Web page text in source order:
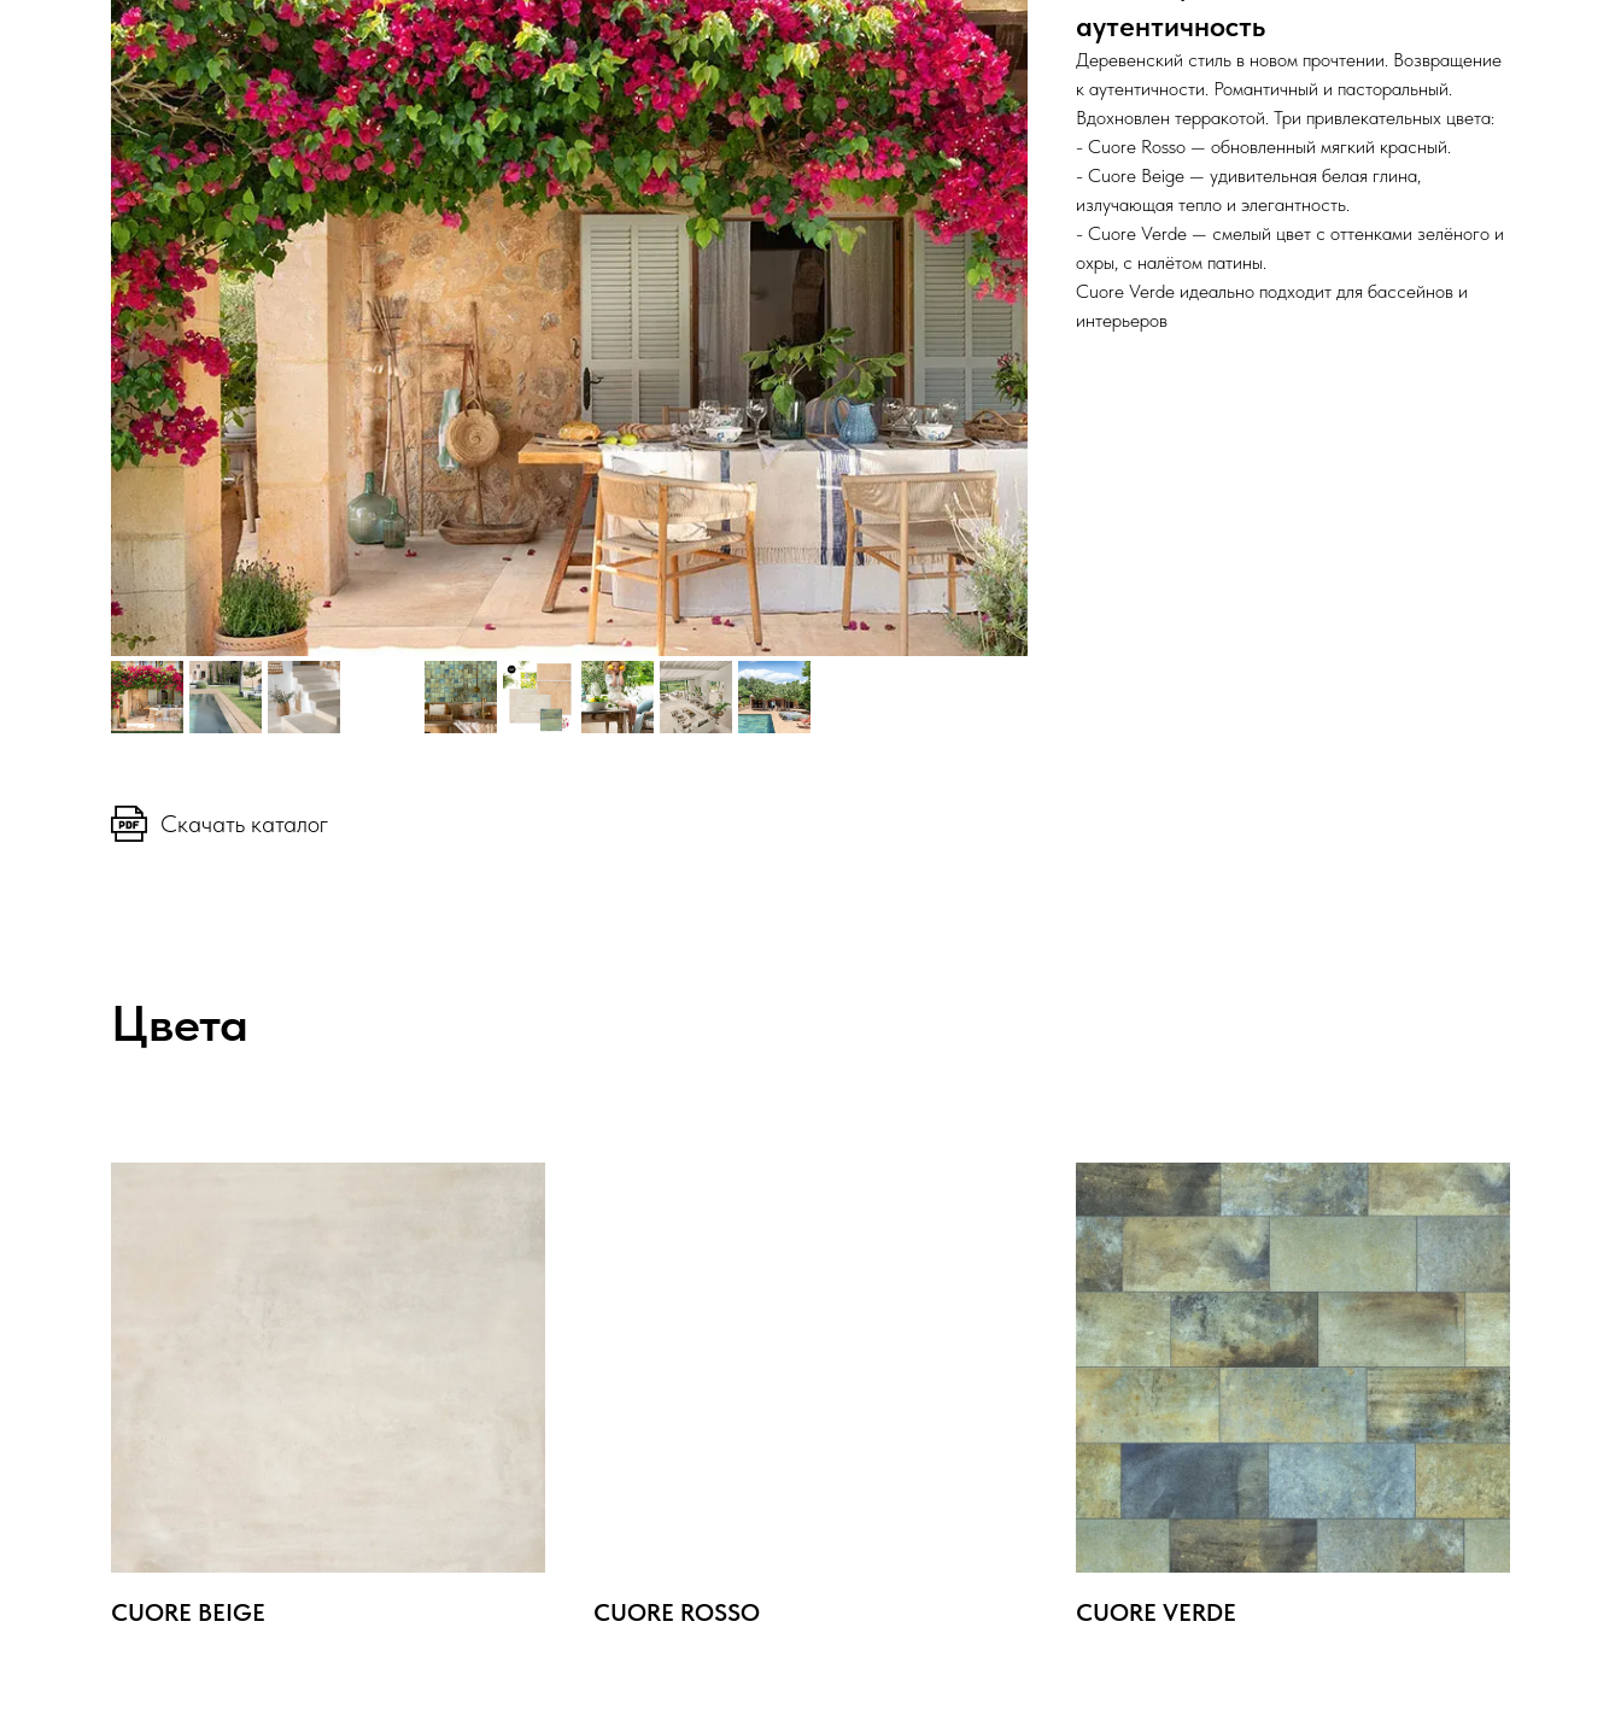
аутентичность
Деревенский стиль в новом прочтении. Возвращение
к аутентичности. Романтичный и пасторальный.
Вдохновлен терракотой. Три привлекательных цвета:
- Cuore Rosso — обновленный мягкий красный.
- Cuore Beige — удивительная белая глина,
излучающая тепло и элегантность.
- Cuore Verde — смелый цвет с оттенками зелёного и
охры, с налётом патины.
Cuore Verde идеально подходит для бассейнов и
интерьеров
Скачать каталог
Цвета
CUORE BEIGE CUORE ROSSO CUORE VERDE